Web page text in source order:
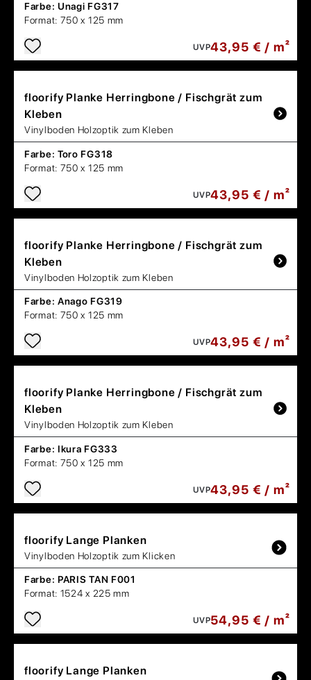
Farbe: Unagi FG317
Format: 750 x 125 mm
UVP43,95 € / m²
floorify Planke Herringbone / Fischgrät zum
Kleben
Vinylboden Holzoptik zum Kleben
Farbe: Toro FG318
Format: 750 x 125 mm
UVP43,95 € / m²
floorify Planke Herringbone / Fischgrät zum
Kleben
Vinylboden Holzoptik zum Kleben
Farbe: Anago FG319
Format: 750 x 125 mm
UVP43,95 € / m²
floorify Planke Herringbone / Fischgrät zum
Kleben
Vinylboden Holzoptik zum Kleben
Farbe: Ikura FG333
Format: 750 x 125 mm
UVP43,95 € / m²
floorify Lange Planken
Vinylboden Holzoptik zum Klicken
Farbe: PARIS TAN F001
Format: 1524 x 225 mm
UVP54,95 € / m²
floorify Lange Planken